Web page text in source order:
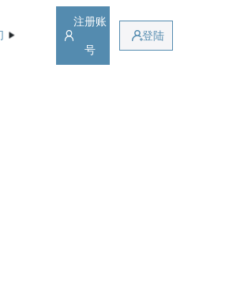
注册账
号
登陆